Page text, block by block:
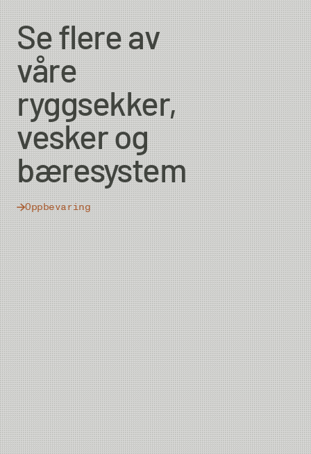
Se flere av
våre
ryggsekker,
vesker og
bæresystem
Oppbevaring